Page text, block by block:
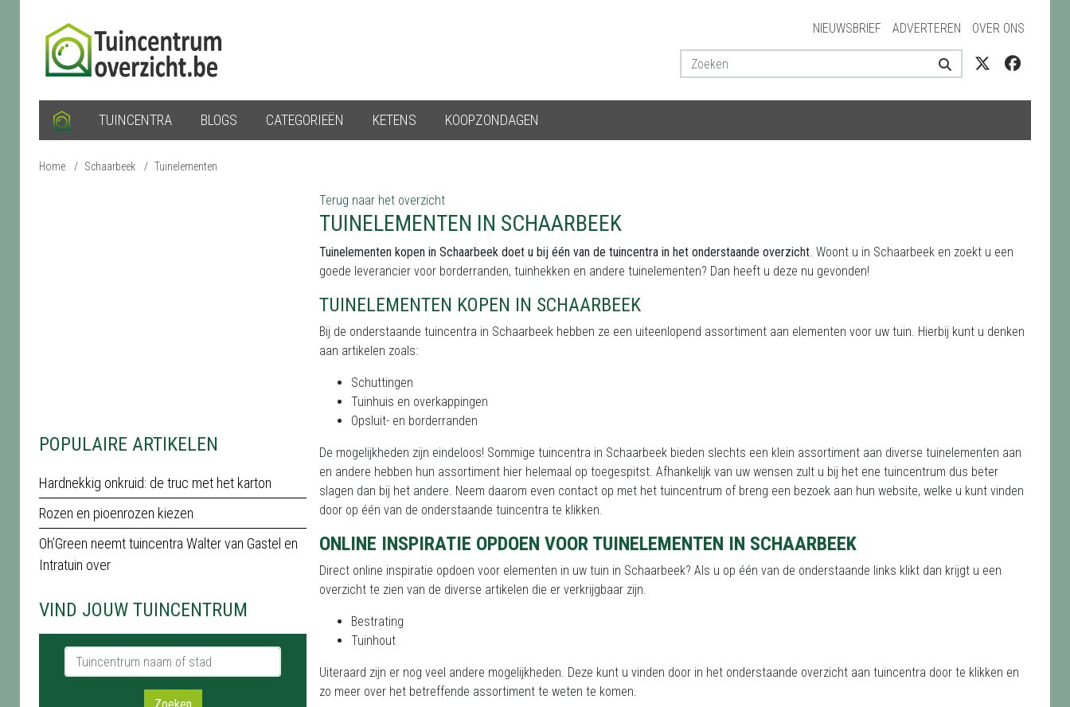
NIEUWSBRIEF ADVERTEREN OVER ONS
TUINCENTRA BLOGS CATEGORIEËN KETENS KOOPZONDAGEN
Home / Schaarbeek / Tuinelementen
POPULAIRE ARTIKELEN
Hardnekkig onkruid: de truc met het karton
Rozen en pioenrozen kiezen
Oh’Green neemt tuincentra Walter van Gastel en
Intratuin over
VIND JOUW TUINCENTRUM
Tuincentrum naam of stad
Terug naar het overzicht
TUINELEMENTEN IN SCHAARBEEK
Tuinelementen kopen in Schaarbeek doet u bij één van de tuincentra in het onderstaande overzicht. Woont u in Schaarbeek en zoekt u een
goede leverancier voor borderranden, tuinhekken en andere tuinelementen? Dan heeft u deze nu gevonden!
TUINELEMENTEN KOPEN IN SCHAARBEEK
Bij de onderstaande tuincentra in Schaarbeek hebben ze een uiteenlopend assortiment aan elementen voor uw tuin. Hierbij kunt u denken
aan artikelen zoals:
Schuttingen
Tuinhuis en overkappingen
Opsluit- en borderranden
De mogelijkheden zijn eindeloos! Sommige tuincentra in Schaarbeek bieden slechts een klein assortiment aan diverse tuinelementen aan
en andere hebben hun assortiment hier helemaal op toegespitst. Afhankelijk van uw wensen zult u bij het ene tuincentrum dus beter
slagen dan bij het andere. Neem daarom even contact op met het tuincentrum of breng een bezoek aan hun website, welke u kunt vinden
door op één van de onderstaande tuincentra te klikken.
ONLINE INSPIRATIE OPDOEN VOOR TUINELEMENTEN IN SCHAARBEEK
Direct online inspiratie opdoen voor elementen in uw tuin in Schaarbeek? Als u op één van de onderstaande links klikt dan krijgt u een
overzicht te zien van de diverse artikelen die er verkrijgbaar zijn.
Bestrating
Tuinhout
Uiteraard zijn er nog veel andere mogelijkheden. Deze kunt u vinden door in het onderstaande overzicht aan tuincentra door te klikken en
zo meer over het betreffende assortiment te weten te komen.